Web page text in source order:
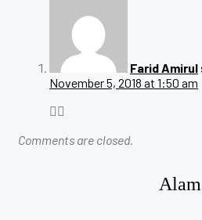
Farid Amirul
November 5, 2018 at 1:50 am
👍🏼
Comments are closed.